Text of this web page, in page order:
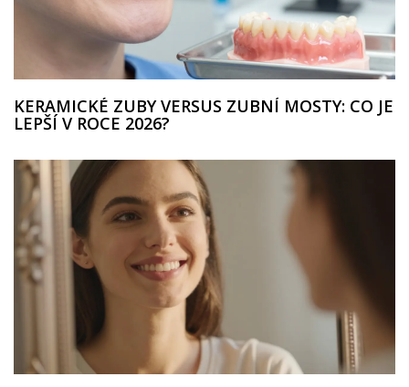
KERAMICKÉ ZUBY VERSUS ZUBNÍ MOSTY: CO JE
LEPŠÍ V ROCE 2026?